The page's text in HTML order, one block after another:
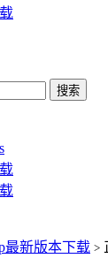
搜索
最新版本下载 >